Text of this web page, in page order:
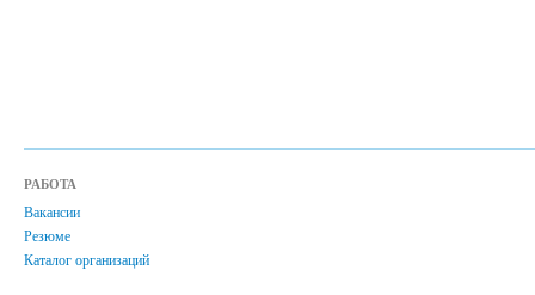
РАБОТА
Вакансии
Резюме
Каталог организаций